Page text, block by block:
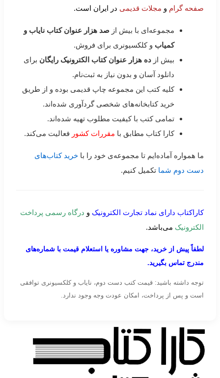
صفحه گرام و مجلات قدیمی در ایران است.
مجموعه‌ای با بیش از صد هزار عنوان کتاب نایاب و
کمیاب و کلکسیونری برای فروش.
بیش از ده هزار عنوان کتاب الکترونیک رایگان برای
دانلود آسان و بدون نیاز به ثبت‌نام.
کلیه کتب این مجموعه چاپ قدیمی بوده و از طریق
خرید کتابخانه‌های شخصی گردآوری شده‌اند.
تمامی کتب با کیفیت مطلوب تهیه شده‌اند.
کارا کتاب مطابق با مقررات کشور فعالیت می‌کند.
ما همواره آماده‌ایم تا مجموعه‌ی خود را با خرید کتاب‌های
دست دوم شما تکمیل کنیم.
کاراکتاب دارای نماد تجارت الکترونیک و درگاه رسمی پرداخت
الکترونیک می‌باشد.
لطفاً پیش از خرید، جهت مشاوره یا استعلام قیمت با شماره‌های
مندرج تماس بگیرید.
توجه داشته باشید: قیمت کتب دست دوم، نایاب و کلکسیونری توافقی
است و پس از پرداخت، امکان عودت وجه وجود ندارد.